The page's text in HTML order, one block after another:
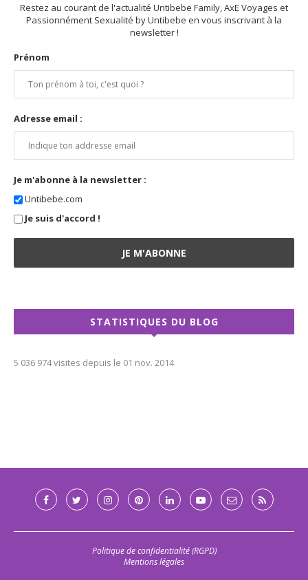
Restez au courant de l'actualité Untibebe Family, AxE Voyages et
Passionnément Sexualité by Untibebe en vous inscrivant à la
newsletter !
Prénom
Adresse email :
Je m'abonne à la newsletter :
Untibebe.com
Je suis d'accord !
STATISTIQUES DU BLOG
5 036 974 visites depuis le 01 nov. 2014
Politique de confidentialité (RGPD)
Mentions légales